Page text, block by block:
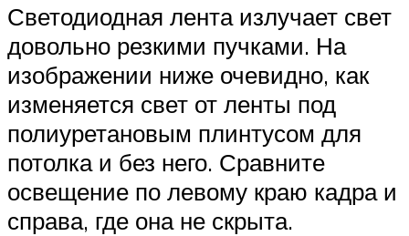
Светодиодная лента излучает свет
довольно резкими пучками. На
изображении ниже очевидно, как
изменяется свет от ленты под
полиуретановым плинтусом для
потолка и без него. Сравните
освещение по левому краю кадра и
справа, где она не скрыта.